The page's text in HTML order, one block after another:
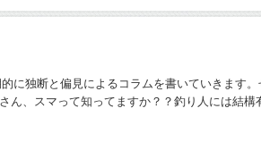
に独断と偏見によるコラムを書いていきます
ん、スマって知ってますか？？釣り人には結